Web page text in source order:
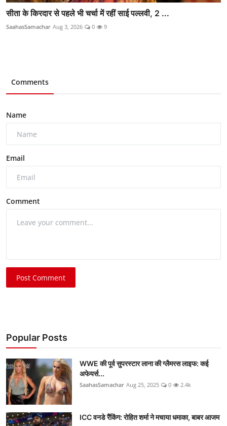
सीता के किरदार से पहले भी चर्चा में रहीं साई पल्लवी, 2 ...
SaahasSamachar Aug 3, 2026 0 9
Comments
Name
Email
Comment
Post Comment
Popular Posts
WWE की पूर्व सुपरस्टार लाना की ग्लैमरस लाइफ: कई
अफेयर्स...
SaahasSamachar Aug 25, 2025 0 2.4k
ICC वनडे रैंकिंग: रोहित शर्मा ने मचाया धमाका, बाबर आजम